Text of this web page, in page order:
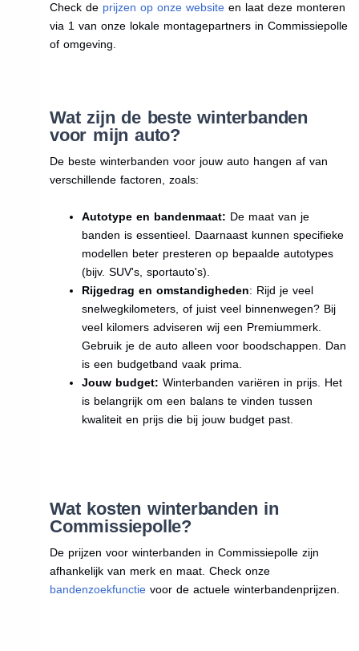
Check de prijzen op onze websiteen laat deze monteren
via 1 van onze lokale montagepartners in Commissiepolle
of omgeving.
Wat zijn de beste winterbanden
voor mijn auto?
De beste winterbanden voor jouw auto hangen af van
verschillende factoren, zoals:
Autotype en bandenmaat: De maat van je
banden is essentieel. Daarnaast kunnen specifieke
modellen beter presteren op bepaalde autotypes
(bijv. SUV's, sportauto's).
Rijgedrag en omstandigheden: Rijd je veel
snelwegkilometers, of juist veel binnenwegen? Bij
veel kilomers adviseren wij een Premiummerk.
Gebruik je de auto alleen voor boodschappen. Dan
is een budgetband vaak prima.
Jouw budget: Winterbanden variëren in prijs. Het
is belangrijk om een balans te vinden tussen
kwaliteit en prijs die bij jouw budget past.
Wat kosten winterbanden in
Commissiepolle?
De prijzen voor winterbanden in Commissiepolle zijn
afhankelijk van merk en maat. Check onze
bandenzoekfunctievoor de actuele winterbandenprijzen.